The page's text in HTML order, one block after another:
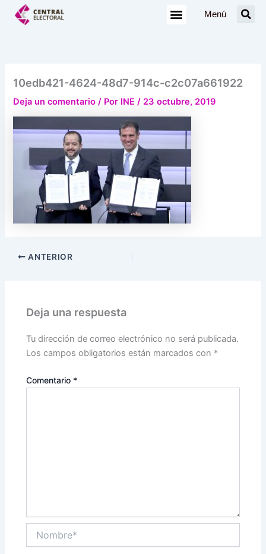
Menú
10edb421-4624-48d7-914c-c2c07a661922
Deja un comentario / Por INE/ 23 octubre, 2019
ANTERIOR
Deja una respuesta
Tu dirección de correo electrónico no será publicada.
Los campos obligatorios están marcados con *
Comentario *